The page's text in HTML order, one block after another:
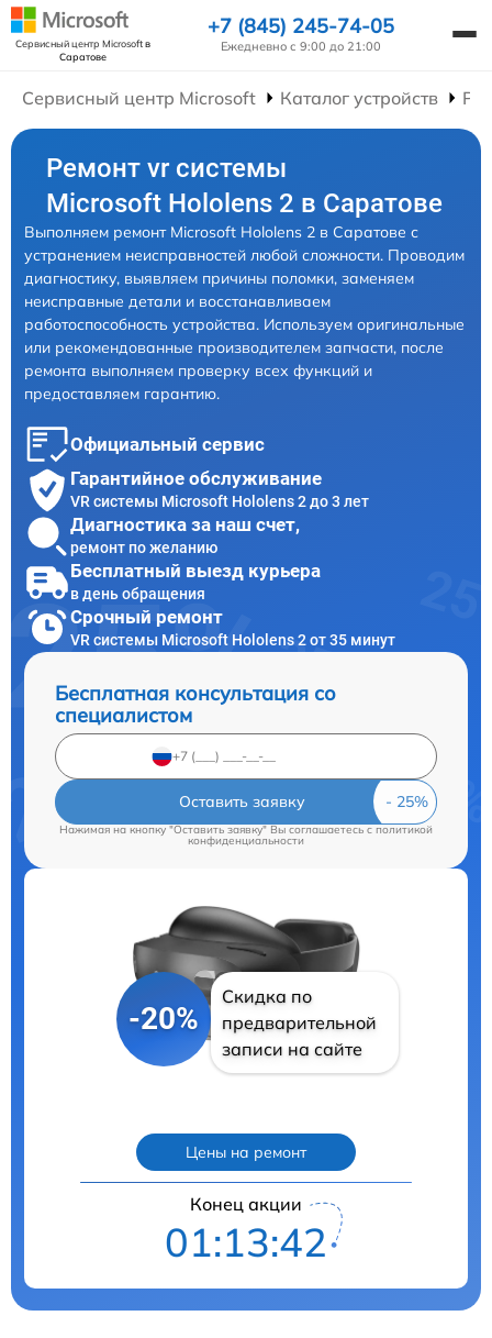
Сервисный центр Microsoftв
Саратове
+7 (845) 245-74-05
Ежедневно с 9:00 до 21:00
Сервисный центр Microsoft Каталог устройств
Ремонт vr системы
Microsoft Hololens 2 в Саратове
Выполняем ремонт Microsoft Hololens 2 в Саратове с
устранением неисправностей любой сложности. Проводим
диагностику, выявляем причины поломки, заменяем
неисправные детали и восстанавливаем
работоспособность устройства. Используем оригинальные
или рекомендованные производителем запчасти, после
ремонта выполняем проверку всех функций и
предоставляем гарантию.
Официальный сервис
Гарантийное обслуживание
VR системы Microsoft Hololens 2 до 3 лет
Диагностика за наш счет,
ремонт по желанию
Бесплатный выезд курьера
в день обращения
Срочный ремонт
VR системы Microsoft Hololens 2 от 35 минут
Бесплатная консультация со
специалистом
Оставить заявку
Нажимая на кнопку "Оставить заявку" Вы соглашаетесь cполитикой
конфиденциальности
-20%
Скидка по
предварительной
записи на сайте
Цены на ремонт
Конец акции
01:13:41